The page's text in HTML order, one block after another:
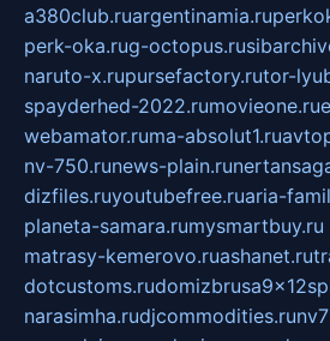
a380club.ruargentinamia.ru
perk-oka.rug-octopus.ru
naruto-x.rupursefactory.rutor-
spayderhed-2022.rumovieone.ru
webamator.ruma-absolut1.ru
nv-750.runews-plain.ru
dizfiles.ruyoutubefree.ruaria-
planeta-samara.rumysmartbuy.ru
matrasy-kemerovo.ruashanet.ru
dotcustoms.ru
narasimha.rudjcommodities.ru